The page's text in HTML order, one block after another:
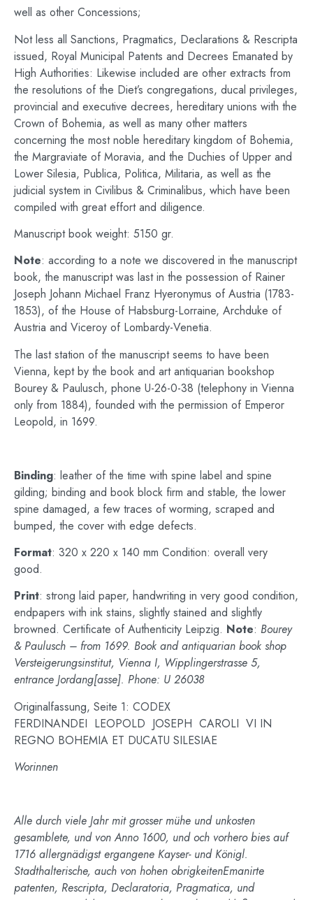
well as other Concessions;
Not less all Sanctions, Pragmatics, Declarations & Rescripta
issued, Royal Municipal Patents and Decrees Emanated by
High Authorities: Likewise included are other extracts from
the resolutions of the Diet’s congregations, ducal privileges,
provincial and executive decrees, hereditary unions with the
Crown of Bohemia, as well as many other matters
concerning the most noble hereditary kingdom of Bohemia,
the Margraviate of Moravia, and the Duchies of Upper and
Lower Silesia, Publica, Politica, Militaria, as well as the
judicial system in Civilibus & Criminalibus, which have been
compiled with great effort and diligence.
Manuscript book weight: 5150 gr.
Note: according to a note we discovered in the manuscript
book, the manuscript was last in the possession of Rainer
Joseph Johann Michael Franz Hyeronymus of Austria (1783-
1853), of the House of Habsburg-Lorraine, Archduke of
Austria and Viceroy of Lombardy-Venetia.
The last station of the manuscript seems to have been
Vienna, kept by the book and art antiquarian bookshop
Bourey & Paulusch, phone U-26-0-38 (telephony in Vienna
only from 1884), founded with the permission of Emperor
Leopold, in 1699.
Binding: leather of the time with spine label and spine
gilding; binding and book block firm and stable, the lower
spine damaged, a few traces of worming, scraped and
bumped, the cover with edge defects.
Format: 320 x 220 x 140 mm Condition: overall very
good.
Print: strong laid paper, handwriting in very good condition,
endpapers with ink stains, slightly stained and slightly
browned. Certificate of Authenticity Leipzig. Note: Bourey
& Paulusch – from 1699. Book and antiquarian book shop
Versteigerungsinstitut, Vienna I, Wipplingerstrasse 5,
entrance Jordang[asse]. Phone: U 26038
Originalfassung, Seite 1: CODEX
FERDINANDEI LEOPOLD JOSEPH CAROLI VI IN
REGNO BOHEMIA ET DUCATU SILESIAE
Worinnen
Alle durch viele Jahr mit grosser mühe und unkosten
gesamblete, und von Anno 1600, und och vorhero bies auf
1716 allergnädigst ergangene Kayser- und Königl.
Stadthalterische, auch von hohen obrigkeitenEmanirte
patenten, Rescripta, Declaratoria, Pragmatica, und